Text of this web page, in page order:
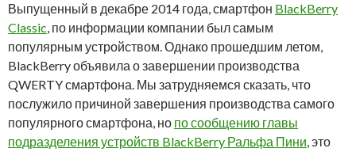
Выпущенный в декабре 2014 года, смартфон BlackBerry
Classic, по информации компании был самым
популярным устройством. Однако прошедшим летом,
BlackBerry объявила о завершении производства
QWERTY смартфона. Мы затрудняемся сказать, что
послужило причиной завершения производства самого
популярного смартфона, но по сообщению главы
подразделения устройств BlackBerry Ральфа Пини, это